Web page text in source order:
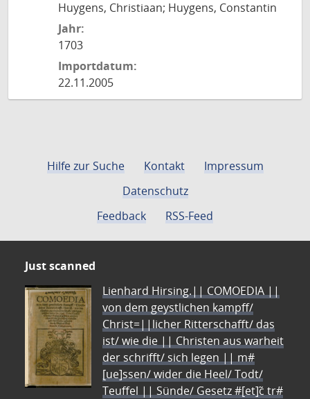
Huygens, Christiaan; Huygens, Constantin
Jahr:
1703
Importdatum:
22.11.2005
Hilfe zur Suche Kontakt
Impressum
Datenschutz
Feedback
RSS-Feed
Just scanned
Lienhard Hirsing.|| COMOEDIA ||
von dem geystlichen kampff/
Christ=||licher Ritterschafft/ das
ist/ wie die || Christen aus warheit
der schrifft/ sich legen || m#
[ue]ssen/ wider die Heel/ Todt/
Teuffel || Sünde/ Gesetz #[et]c̃ tr#